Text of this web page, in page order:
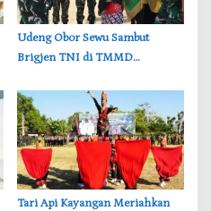
‎Udeng Obor Sewu Sambut
Brigjen TNI di TMMD
Muda Jadi Sorotan
‎Tari Api Kayangan Meriahkan